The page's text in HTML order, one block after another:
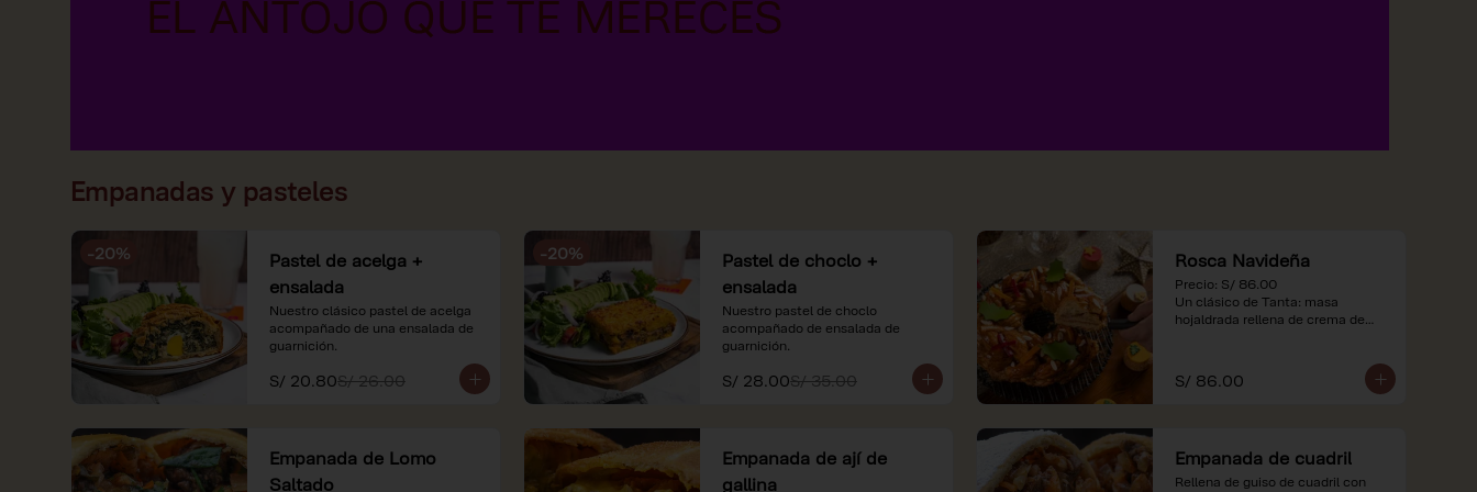
Empanadas y pasteles
-20%
Pastel de acelga +
ensalada
Nuestro clásico pastel de acelga
acompañado de una ensalada de
guarnición.
S/ 20.80S/ 26.00
-20%
Pastel de choclo +
ensalada
Nuestro pastel de choclo
acompañado de ensalada de
guarnición.
S/ 28.00S/ 35.00
Rosca Navideña
Precio: S/ 86.00
Un clásico de Tanta: masa
hojaldrada rellena de crema de
expresados en soles e incluyen
S/ 86.00
Empanada de Lomo
Saltado
Empanada de ají de
gallina
Empanada de cuadril
Rellena de guiso de cuadril con